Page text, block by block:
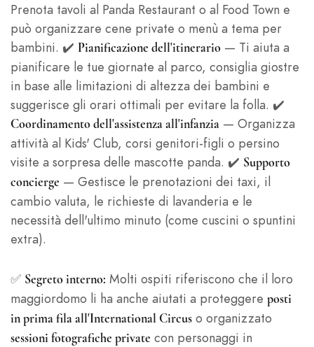
Prenota tavoli al Panda Restaurant o al Food Town e
può organizzare cene private o menù a tema per
bambini. ✔️ Pianificazione dell'itinerario — Ti aiuta a
pianificare le tue giornate al parco, consiglia giostre
in base alle limitazioni di altezza dei bambini e
suggerisce gli orari ottimali per evitare la folla. ✔️
Coordinamento dell'assistenza all'infanzia — Organizza
attività al Kids' Club, corsi genitori-figli o persino
visite a sorpresa delle mascotte panda. ✔️ Supporto
concierge — Gestisce le prenotazioni dei taxi, il
cambio valuta, le richieste di lavanderia e le
necessità dell'ultimo minuto (come cuscini o spuntini
extra).
✅ Segreto interno: Molti ospiti riferiscono che il loro
maggiordomo li ha anche aiutati a proteggere posti
in prima fila all'International Circus o organizzato
sessioni fotografiche private con personaggi in